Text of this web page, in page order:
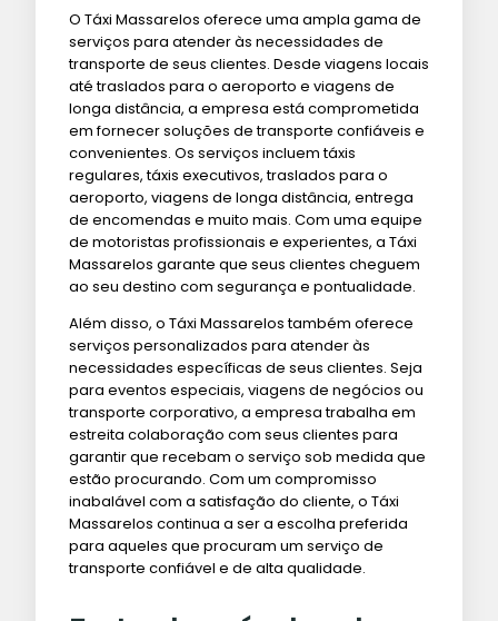
O Táxi Massarelos oferece uma ampla gama de
serviços para atender às necessidades de
transporte de seus clientes. Desde viagens locais
até traslados para o aeroporto e viagens de
longa distância, a empresa está comprometida
em fornecer soluções de transporte confiáveis ​​e
convenientes. Os serviços incluem táxis
regulares, táxis executivos, traslados para o
aeroporto, viagens de longa distância, entrega
de encomendas e muito mais. Com uma equipe
de motoristas profissionais e experientes, a Táxi
Massarelos garante que seus clientes cheguem
ao seu destino com segurança e pontualidade.
Além disso, o Táxi Massarelos também oferece
serviços personalizados para atender às
necessidades específicas de seus clientes. Seja
para eventos especiais, viagens de negócios ou
transporte corporativo, a empresa trabalha em
estreita colaboração com seus clientes para
garantir que recebam o serviço sob medida que
estão procurando. Com um compromisso
inabalável com a satisfação do cliente, o Táxi
Massarelos continua a ser a escolha preferida
para aqueles que procuram um serviço de
transporte confiável e de alta qualidade.